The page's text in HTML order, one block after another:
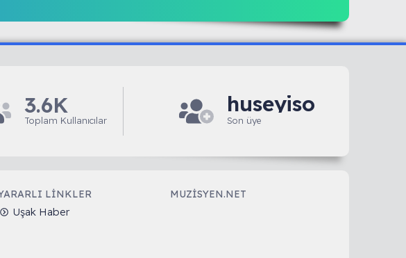
3.6K
Toplam Kullanıcılar
huseyiso
Son üye
LINKLER
Uşak Haber
MUZISYEN.NET